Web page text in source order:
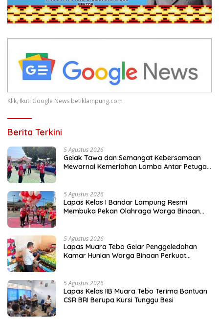
Klik, Ikuti Google News betiklampung.com
Berita Terkini
5 Agustus 2026
Gelak Tawa dan Semangat Kebersamaan
Mewarnai Kemeriahan Lomba Antar Petugas
5 Agustus 2026
Lapas Kelas I Bandar Lampung Resmi
Membuka Pekan Olahraga Warga Binaan
5 Agustus 2026
Lapas Muara Tebo Gelar Penggeledahan
Kamar Hunian Warga Binaan Perkuat
5 Agustus 2026
Lapas Kelas IIB Muara Tebo Terima Bantuan
CSR BRI Berupa Kursi Tunggu Besi